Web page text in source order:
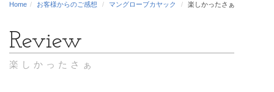
Home お客様からのご感想 マングローブカヤック 楽しかったさぁ
楽しかったさぁ